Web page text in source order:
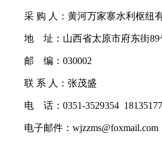
采 购 人：黄河万家寨水利枢
地 址：山西省太原市府东街89
邮 编：
联 系 人：张茂
电 话：0351-3529354
电子邮件：